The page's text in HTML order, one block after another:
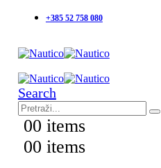
+385 52 758 080
Search
00 items
00 items